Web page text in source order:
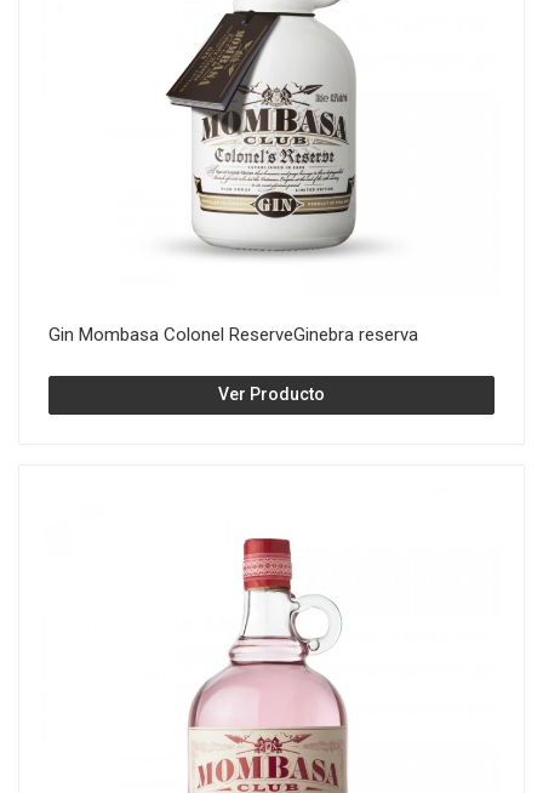
Gin Mombasa Colonel ReserveGinebra reserva
Ver Producto